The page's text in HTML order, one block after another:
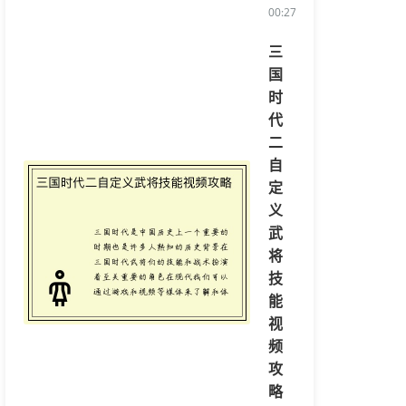
00:27:23/li>
三
国
时
代
二
自
定
义
武
将
技
能
视
频
攻
略